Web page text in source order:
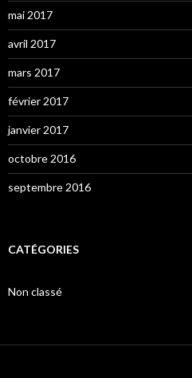
mai 2017
avril 2017
mars 2017
février 2017
janvier 2017
octobre 2016
septembre 2016
CATÉGORIES
Non classé